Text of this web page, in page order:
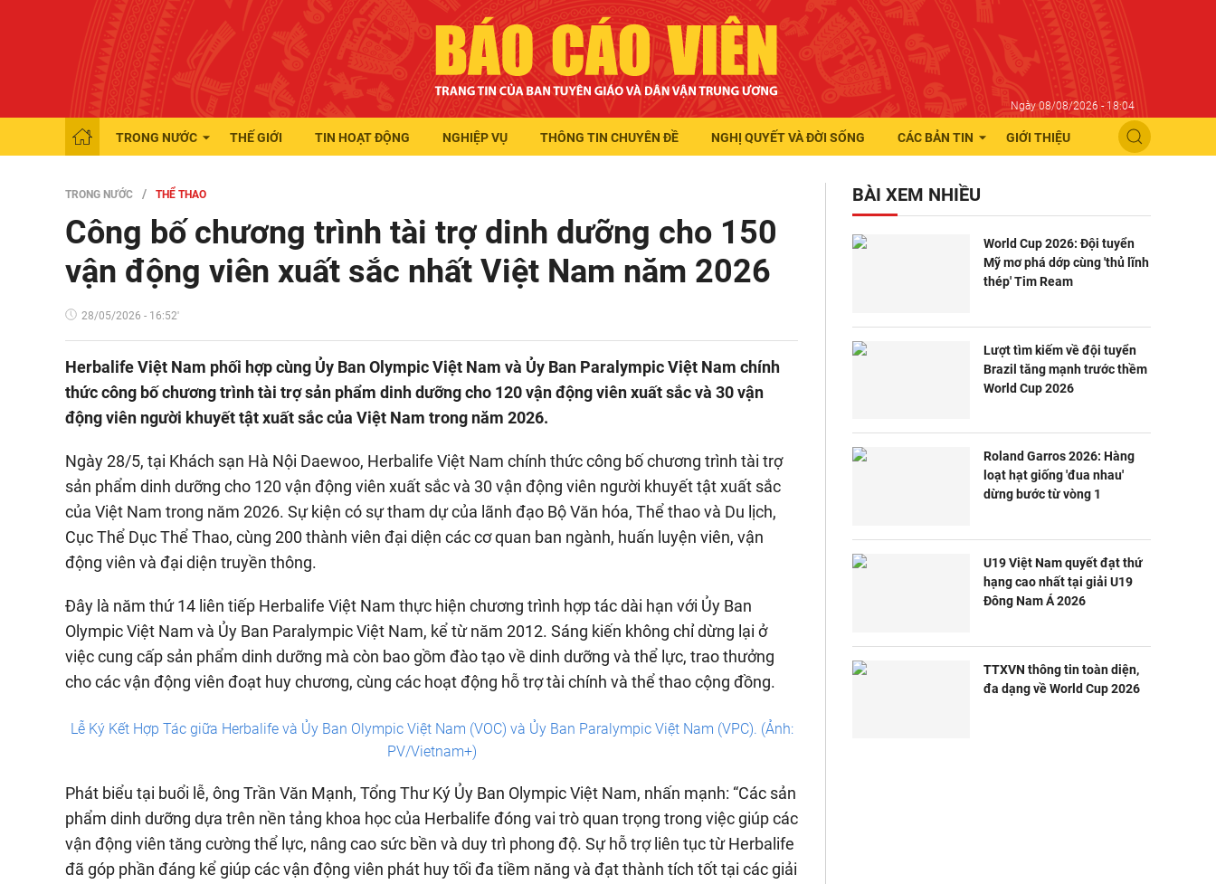
Ngày 08/08/2026 - 18:04
TRONG NƯỚC THẾ GIỚI TIN HOẠT ĐỘNG NGHIỆP VỤ THÔNG TIN CHUYÊN ĐỀ NGHỊ QUYẾT VÀ ĐỜI SỐNG CÁC BẢN TIN GIỚI THIỆU
TRONG NƯỚC THỂ THAO
Công bố chương trình tài trợ dinh dưỡng cho 150
vận động viên xuất sắc nhất Việt Nam năm 2026
28/05/2026 - 16:52'
Herbalife Việt Nam phối hợp cùng Ủy Ban Olympic Việt Nam và Ủy Ban Paralympic Việt Nam chính
thức công bố chương trình tài trợ sản phẩm dinh dưỡng cho 120 vận động viên xuất sắc và 30 vận
động viên người khuyết tật xuất sắc của Việt Nam trong năm 2026.
Ngày 28/5, tại Khách sạn Hà Nội Daewoo, Herbalife Việt Nam chính thức công bố chương trình tài trợ
sản phẩm dinh dưỡng cho 120 vận động viên xuất sắc và 30 vận động viên người khuyết tật xuất sắc
của Việt Nam trong năm 2026. Sự kiện có sự tham dự của lãnh đạo Bộ Văn hóa, Thể thao và Du lịch,
Cục Thể Dục Thể Thao, cùng 200 thành viên đại diện các cơ quan ban ngành, huấn luyện viên, vận
động viên và đại diện truyền thông.
Đây là năm thứ 14 liên tiếp Herbalife Việt Nam thực hiện chương trình hợp tác dài hạn với Ủy Ban
Olympic Việt Nam và Ủy Ban Paralympic Việt Nam, kể từ năm 2012. Sáng kiến không chỉ dừng lại ở
việc cung cấp sản phẩm dinh dưỡng mà còn bao gồm đào tạo về dinh dưỡng và thể lực, trao thưởng
cho các vận động viên đoạt huy chương, cùng các hoạt động hỗ trợ tài chính và thể thao cộng đồng.
Lễ Ký Kết Hợp Tác giữa Herbalife và Ủy Ban Olympic Việt Nam (VOC) và Ủy Ban Paralympic Việt Nam (VPC). (Ảnh:
PV/Vietnam+)
Phát biểu tại buổi lễ, ông Trần Văn Mạnh, Tổng Thư Ký Ủy Ban Olympic Việt Nam, nhấn mạnh: “Các sản
phẩm dinh dưỡng dựa trên nền tảng khoa học của Herbalife đóng vai trò quan trọng trong việc giúp các
vận động viên tăng cường thể lực, nâng cao sức bền và duy trì phong độ. Sự hỗ trợ liên tục từ Herbalife
đã góp phần đáng kể giúp các vận động viên phát huy tối đa tiềm năng và đạt thành tích tốt tại các giải
BÀI XEM NHIỀU
World Cup 2026: Đội tuyển
Mỹ mơ phá dớp cùng 'thủ lĩnh
thép' Tim Ream
Lượt tìm kiếm về đội tuyển
Brazil tăng mạnh trước thềm
World Cup 2026
Roland Garros 2026: Hàng
loạt hạt giống 'đua nhau'
dừng bước từ vòng 1
U19 Việt Nam quyết đạt thứ
hạng cao nhất tại giải U19
Đông Nam Á 2026
TTXVN thông tin toàn diện,
đa dạng về World Cup 2026